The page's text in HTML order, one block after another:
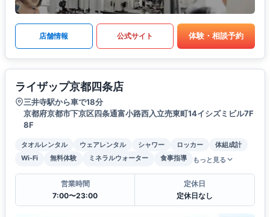
店舗情報 公式サイト 体験・相談予約
ライザップ京都四条店
三井寺駅から車で18分
京都府京都市下京区四条通富小路西入立売東町14イシズミビル7F
8F
タオルレンタル ウェアレンタル シャワー ロッカー
体組成計
Wi-Fi
無料体験 ミネラルウォーター 食事指導 もっと見る
営業時間
7:00〜23:00
定休日
定休日なし